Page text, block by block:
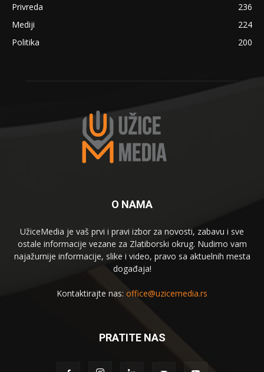
Privreda
236
Mediji
224
Politika
200
O NAMA
UžiceMedia je vaš prvi i pravi izbor za novosti, zabavu i sve
ostale informacije vezane za Zlatiborski okrug. Nudimo vam
najažurnije informacije, slike i video, pravo sa aktuelnih mesta
događaja!
Kontaktirajte nas: office@uzicemedia.rs
PRATITE NAS